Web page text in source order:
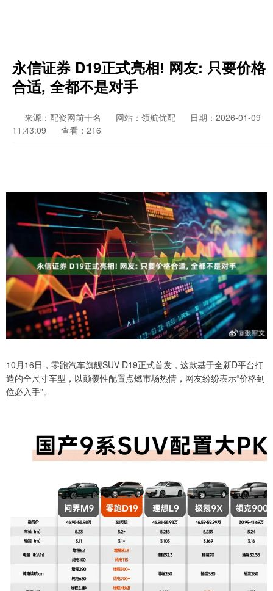
永信证券 D19正式亮相! 网友: 只要价格
合适, 全都不是对手
来源：配资网前十名 网站：领航优配
日期：2026-01-09
11:43:09
查看：216
10月16日，零跑汽车旗舰SUV D19正式首发，这款基于全新D平台打
造的全尺寸车型，以颠覆性配置点燃市场热情，网友纷纷表示“价格到
位必入手”。